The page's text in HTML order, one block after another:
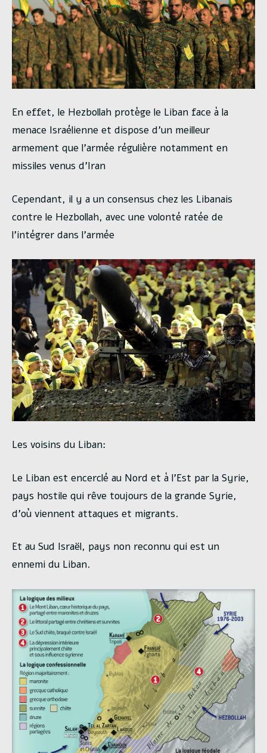
En effet, le Hezbollah protège le Liban face à la
menace Israélienne et dispose d’un meilleur
armement que l’armée régulière notamment en
missiles venus d’Iran
Cependant, il y a un consensus chez les Libanais
contre le Hezbollah, avec une volonté ratée de
l’intégrer dans l’armée
Les voisins du Liban:
Le Liban est encerclé au Nord et à l’Est par la Syrie,
pays hostile qui rêve toujours de la grande Syrie,
d’où viennent attaques et migrants.
Et au Sud Israël, pays non reconnu qui est un
ennemi du Liban.